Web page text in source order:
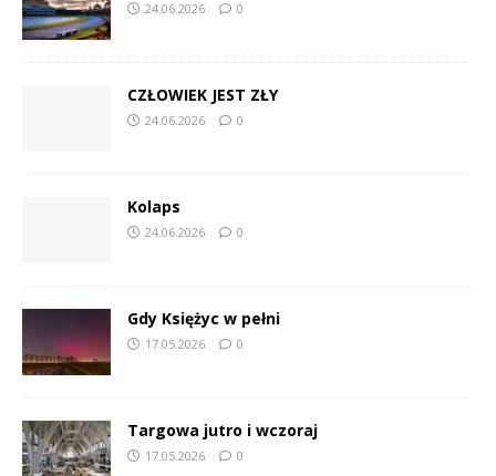
24.06.2026 0
CZŁOWIEK JEST ZŁY
24.06.2026 0
Kolaps
24.06.2026 0
Gdy Księżyc w pełni
17.05.2026 0
Targowa jutro i wczoraj
17.05.2026 0